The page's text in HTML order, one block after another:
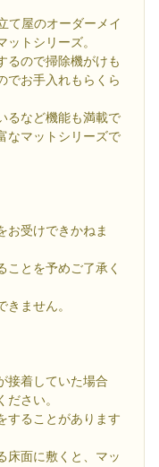
て屋のオーダーメイ
ットシリーズ。
るので掃除機がけも
でお手入れもらくら
るなど機能も満載で
なマットシリーズで
お受けできかねま
とを予めご了承く
ません。
接着していた場合
さい。
することがあります
床面に敷くと、マッ